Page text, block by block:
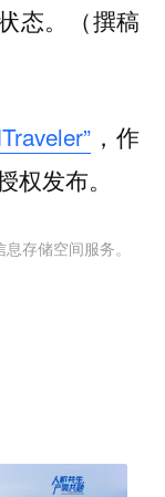
态。（撰稿
，作
权发布。
存储空间服务。